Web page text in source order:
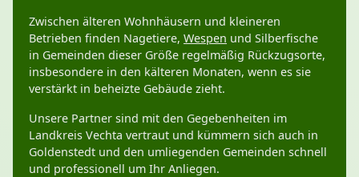
Zwischen älteren Wohnhäusern und kleineren
Betrieben finden Nagetiere, Wespen und Silberfische
in Gemeinden dieser Größe regelmäßig Rückzugsorte,
insbesondere in den kälteren Monaten, wenn es sie
verstärkt in beheizte Gebäude zieht.
Unsere Partner sind mit den Gegebenheiten im
Landkreis Vechta vertraut und kümmern sich auch in
Goldenstedt und den umliegenden Gemeinden schnell
und professionell um Ihr Anliegen.